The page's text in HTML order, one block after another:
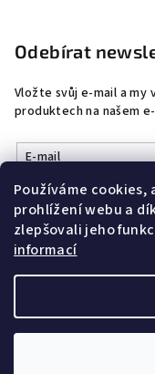
Používáme cookies,
prohlížení webu a
zlepšovali jeho
informací
Odebírat
Vložte svůj e-mail a my
produktech na našem
E-mail
Vložením e-mailu
údajů
Přihlásit se